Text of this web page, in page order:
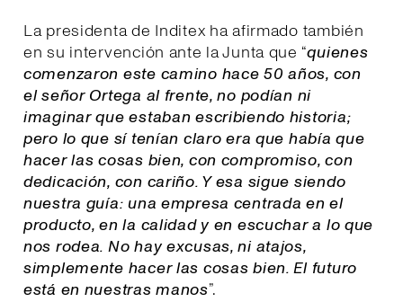
La presidenta de Inditex ha afirmado también
en su intervención ante la Junta que “quienes
comenzaron este camino hace 50 años, con
el señor Ortega al frente, no podían ni
imaginar que estaban escribiendo historia;
pero lo que sí tenían claro era que había que
hacer las cosas bien, con compromiso, con
dedicación, con cariño. Y esa sigue siendo
nuestra guía: una empresa centrada en el
producto, en la calidad y en escuchar a lo que
nos rodea. No hay excusas, ni atajos,
simplemente hacer las cosas bien. El futuro
está en nuestras manos”.